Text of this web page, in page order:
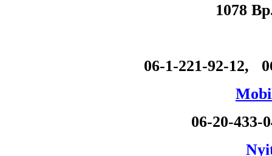
1078
06-1-221-92-12,
06-20-